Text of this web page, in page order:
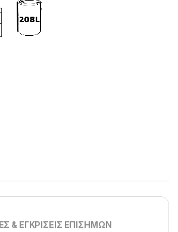
& ΕΓΚΡΙΣΕΙΣ ΕΠΙΣΗΜΩΝ